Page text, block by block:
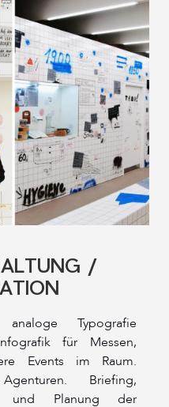
/
Typografie
für Messen,
Events im Raum.
Briefing,
und Planung der